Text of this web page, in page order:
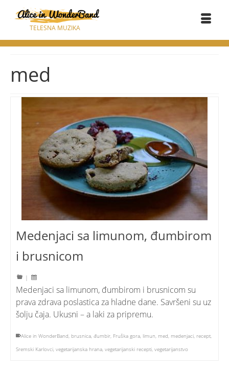
TELESNA MUZIKA
med
Medenjaci sa limunom, đumbirom
i brusnicom
|
Medenjaci sa limunom, đumbirom i brusnicom su
prava zdrava poslastica za hladne dane. Savršeni su uz
šolju čaja. Ukusni – a laki za pripremu.
Alice in WonderBand, brusnica, đumbir, Fruška gora, limun, med, medenjaci, recept,
Sremski Karlovci, vegetarijanska hrana, vegetarijanski recepti, vegetarijanstvo